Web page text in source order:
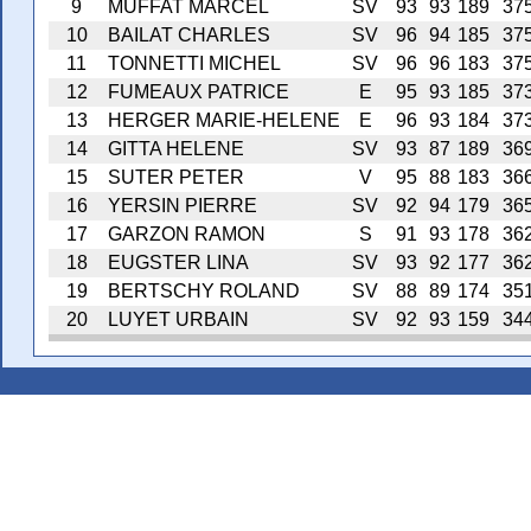
9
MUFFAT MARCEL SV 93 93 189
10
BAILAT CHARLES SV 96 94 185
11
TONNETTI MICHEL SV 96 96 183
12
FUMEAUX PATRICE E 95 93 185
13
HERGER MARIE-HELENE E 96 93 184
14
GITTA HELENE SV 93 87 189
15
SUTER PETER V 95 88 183
16
YERSIN PIERRE SV 92 94 179
17
GARZON RAMON S 91 93 178
18
EUGSTER LINA SV 93 92 177
19
BERTSCHY ROLAND SV 88 89 174
20
LUYET URBAIN SV 92 93 159